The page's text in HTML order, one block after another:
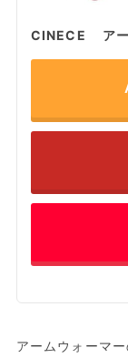
CINECE アー
アームウォーマ